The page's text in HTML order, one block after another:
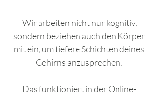
Wir arbeiten nicht nur kognitiv,
sondern beziehen auch den Körper
mit ein, um tiefere Schichten deines
Gehirns anzusprechen.
Das funktioniert in der Online-